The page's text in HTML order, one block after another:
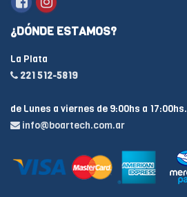
¿DÓNDE ESTAMOS?
La Plata
221 512-5819
de Lunes a viernes de 9:00hs a 17:00hs.
info@boartech.com.ar